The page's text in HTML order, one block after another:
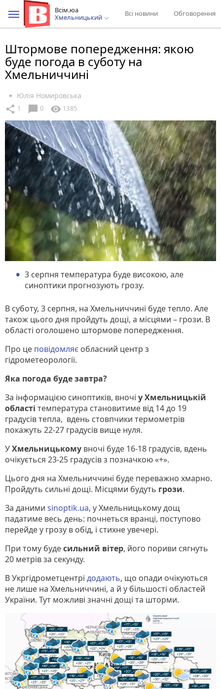
Всім.юа
Хмельницький
Всі новини Обговорення
Штормове попередження: якою
буде погода в суботу на
Хмельниччині
Юлія Номировська
share 1 chat_bubble 0 visibility 1385
3 серпня температура буде високою, але
синоптики прогнозують грозу.
В суботу, 3 серпня, на Хмельниччині буде тепло. Але
також цього дня пройдуть дощі, а місцями – грози. В
області оголошено штормове попередження.
Про це повідомляє обласний центр з
гідрометеорології.
Яка погода буде завтра?
За інформацією синоптиків, вночі у Хмельницькій
області температура становитиме від 14 до 19
градусів тепла, вдень стовпчики термометрів
покажуть 22-27 градусів вище нуля.
УХмельницькому вночі буде 16-18 градусів, вдень
очікується 23-25 градусів з позначкою «+».
Цього дня на Хмельниччині буде переважно хмарно.
Пройдуть сильні дощі. Місцями будуть грози.
За даними sinoptik.ua, у Хмельницькому дощ
падатиме весь день: почнеться вранці, поступово
перейде у грозу в обід, і стихне увечері.
При тому будесильний вітер, його пориви сягнуть
20 метрів за секунду.
В Укргідрометцентрі додають, що опади очікуються
не лише на Хмельниччині, а й у більшості областей
України. Тут можливі значні дощі та шторми.